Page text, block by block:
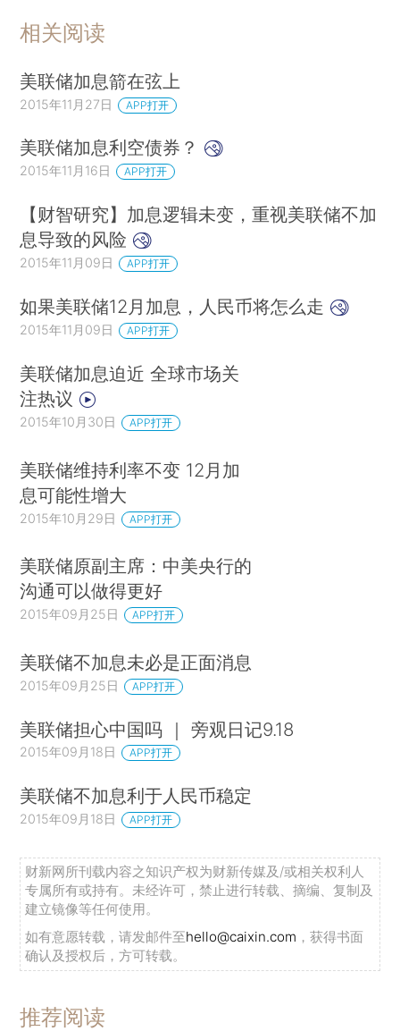
相关阅读
美联储加息箭在弦上
2015年11月27日 APP打开
美联储加息利空债券？
2015年11月16日 APP打开
【财智研究】加息逻辑未变，重视美联储不加
息导致的风险
2015年11月09日 APP打开
如果美联储12月加息，人民币将怎么走
2015年11月09日 APP打开
美联储加息迫近 全球市场关
注热议
2015年10月30日 APP打开
美联储维持利率不变 12月加
息可能性增大
2015年10月29日 APP打开
美联储原副主席：中美央行的
沟通可以做得更好
2015年09月25日 APP打开
美联储不加息未必是正面消息
2015年09月25日 APP打开
美联储担心中国吗 ｜ 旁观日记9.18
2015年09月18日 APP打开
美联储不加息利于人民币稳定
2015年09月18日 APP打开
财新网所刊载内容之知识产权为财新传媒及/或相关权利人
专属所有或持有。未经许可，禁止进行转载、摘编、复制及
建立镜像等任何使用。
如有意愿转载，请发邮件至hello@caixin.com ，获得书面
确认及授权后，方可转载。
推荐阅读